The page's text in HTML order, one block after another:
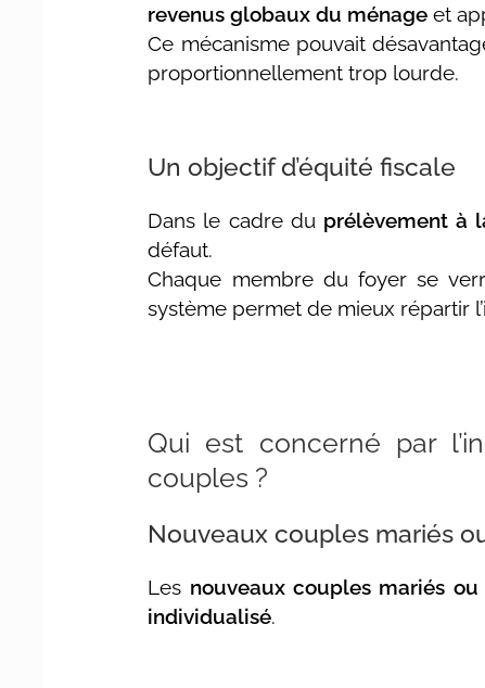
revenus globaux du ménage et
Ce mécanisme pouvait
proportionnellement trop lourde.
Un objectif d’équité fiscale
Dans le cadre du prélèvement à
défaut.
Chaque membre du foyer se
système permet de mieux répartir
Qui est concerné par
couples ?
Nouveaux couples mariés
Les nouveaux couples mariés ou
individualisé.